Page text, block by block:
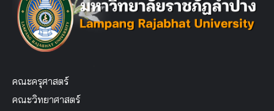
คณะครุศาสตร์
คณะวิทยาศาสตร์